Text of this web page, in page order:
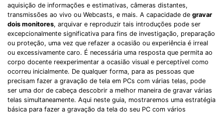
aquisição de informações e estimativas, câmeras distantes,
transmissões ao vivo ou Webcasts, e mais. A capacidade de gravar
dois monitores, arquivar e reproduzir tais introduções pode ser
excepcionalmente significativa para fins de investigação, preparação
ou proteção, uma vez que refazer a ocasião ou experiência é irreal
ou excessivamente caro. É necessária uma resposta que permita ao
corpo docente reexperimentar a ocasião visual e perceptível como
ocorreu inicialmente. De qualquer forma, para as pessoas que
precisam fazer a gravação de tela em PCs com várias telas, pode
ser uma dor de cabeça descobrir a melhor maneira de gravar várias
telas simultaneamente. Aqui neste guia, mostraremos uma estratégia
básica para fazer a gravação da tela do seu PC com vários